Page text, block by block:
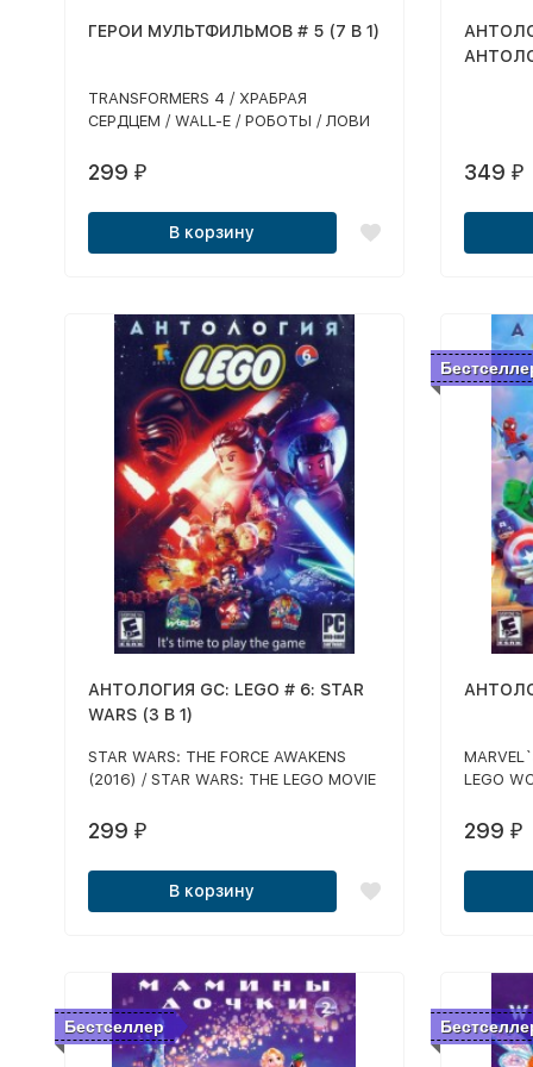
ГЕРОИ МУЛЬТФИЛЬМОВ # 5 (7 В 1)
TRANSFORMERS 4 / ХРАБРАЯ
СЕРДЦЕМ / WALL-E / РОБОТЫ / ЛОВИ
299 ₽
В корзину
349₽
АНТОЛОГИЯ GC: LEGO # 6: STAR
WARS (3 В 1)
STAR WARS: THE FORCE AWAKENS
(2016) / STAR WARS: THE LEGO MOVIE
299 ₽
В корзину
LEGO
299₽
Бестселлер